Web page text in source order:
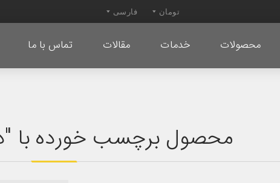
محصولات خدمات مقالات تماس با ما
محصول برچسب خورده با